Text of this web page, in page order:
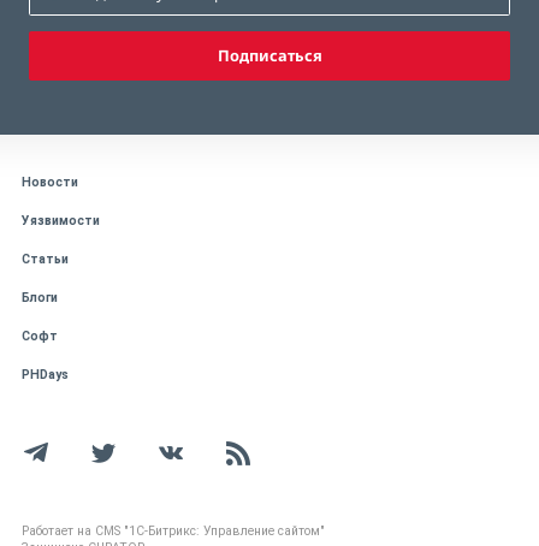
Подписаться
Новости
Уязвимости
Статьи
Блоги
Софт
PHDays
Работает на CMS "1С-Битрикс: Управление сайтом"